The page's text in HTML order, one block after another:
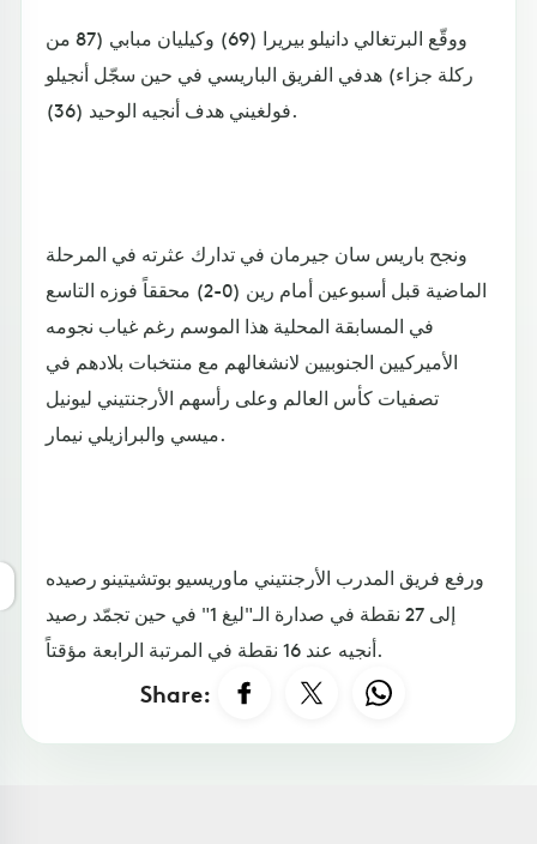
ووقّع البرتغالي دانيلو بيريرا (69) وكيليان مبابي (87 من
ركلة جزاء) هدفي الفريق الباريسي في حين سجّل أنجيلو
فولغيني هدف أنجيه الوحيد (36).
ونجح باريس سان جيرمان في تدارك عثرته في المرحلة
الماضية قبل أسبوعين أمام رين (0-2) محققاً فوزه التاسع
في المسابقة المحلية هذا الموسم رغم غياب نجومه
الأميركيين الجنوبيين لانشغالهم مع منتخبات بلادهم في
تصفيات كأس العالم وعلى رأسهم الأرجنتيني ليونيل
ميسي والبرازيلي نيمار.
ورفع فريق المدرب الأرجنتيني ماوريسيو بوتشيتينو رصيده
إلى 27 نقطة في صدارة الـ"ليغ 1" في حين تجمّد رصيد
أنجيه عند 16 نقطة في المرتبة الرابعة مؤقتاً.
Share: